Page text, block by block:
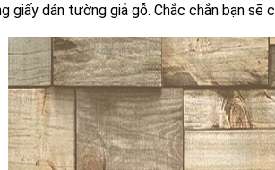
giấy dán tường giả gỗ. Chắc chắn bạn